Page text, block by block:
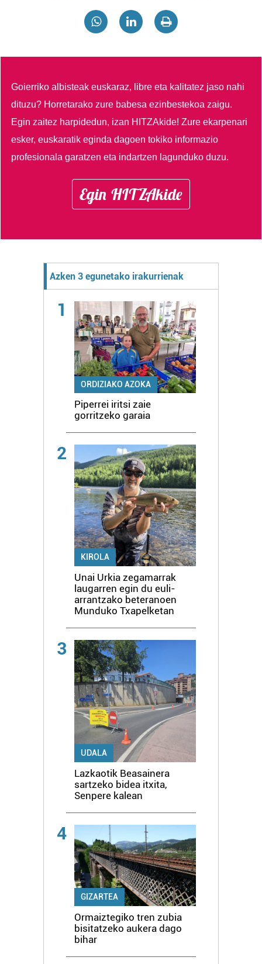
Goierriko albisteak euskaraz, libre eta kalitatez jaso nahi
dituzu? Horretarako zure babesa ezinbestekoa zaigu.
Egin zaitez harpidedun, izan HITZAkide!Zure ekarpenari
esker, euskaratik eginda dagoen tokiko informazio
profesionala garatzen eta indartzen lagunduko duzu.
Egin HITZAkide
Azken 3 egunetako irakurrienak
1
ORDIZIAKO AZOKA
Piperrei iritsi zaie
gorritzeko garaia
2
KIROLA
Unai Urkia zegamarrak
laugarren egin du euli-
arrantzako beteranoen
Munduko Txapelketan
3
UDALA
Lazkaotik Beasainera
sartzeko bidea itxita,
Senpere kalean
4
GIZARTEA
Ormaiztegiko tren zubia
bisitatzeko aukera dago
bihar